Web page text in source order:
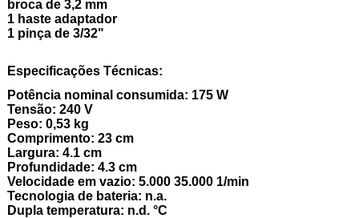
broca de 3,2 mm
1 haste adaptador
1 pinça de 3/32"
Especificações Técnicas:
Potência nominal consumida: 175 W
Tensão: 240 V
Peso: 0,53 kg
Comprimento: 23 cm
Largura: 4.1 cm
Profundidade: 4.3 cm
Velocidade em vazio: 5.000 35.000 1/min
Tecnologia de bateria: n.a.
Dupla temperatura: n.d. °C